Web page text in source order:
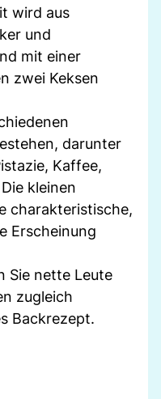
wird aus
und
mit einer
zwei Keksen
darunter
Kaffee,
kleinen
charakteristische,
Erscheinung
Sie nette Leute
zugleich
Backrezept.